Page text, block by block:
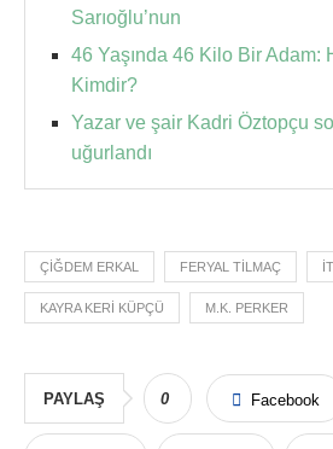
Sarıoğlu’nun
46 Yaşında 46 Kilo Bir Adam:
Kimdir?
Yazar ve şair Kadri Öztopçu
uğurlandı
ÇIĞDEM ERKAL FERYAL TILMAÇ
KAYRA KERI KÜPÇÜ M.K. PERKER
PAYLAŞ 0 Facebook